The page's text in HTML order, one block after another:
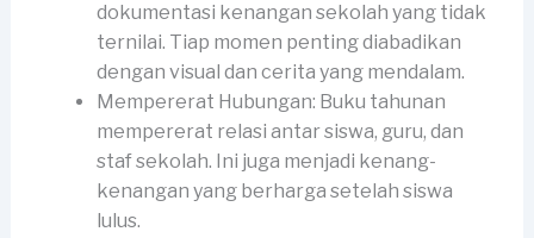
dokumentasi kenangan sekolah yang tidak
ternilai. Tiap momen penting diabadikan
dengan visual dan cerita yang mendalam.
Mempererat Hubungan: Buku tahunan
mempererat relasi antar siswa, guru, dan
staf sekolah. Ini juga menjadi kenang-
kenangan yang berharga setelah siswa
lulus.